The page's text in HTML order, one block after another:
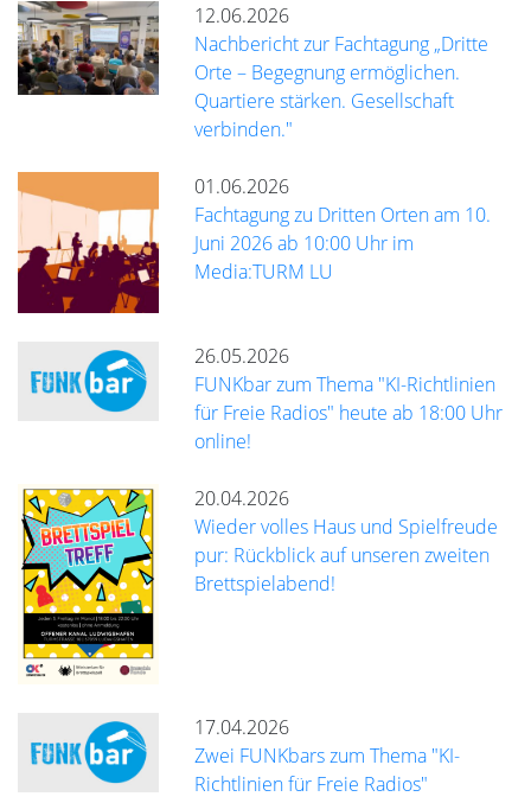
12.06.2026
Nachbericht zur Fachtagung „Dritte
Orte – Begegnung ermöglichen.
Quartiere stärken. Gesellschaft
verbinden."
01.06.2026
Fachtagung zu Dritten Orten am 10.
Juni 2026 ab 10:00 Uhr im
Media:TURM LU
26.05.2026
FUNKbar zum Thema "KI-Richtlinien
für Freie Radios" heute ab 18:00 Uhr
online!
20.04.2026
Wieder volles Haus und Spielfreude
pur: Rückblick auf unseren zweiten
Brettspielabend!
17.04.2026
Zwei FUNKbars zum Thema "KI-
Richtlinien für Freie Radios"